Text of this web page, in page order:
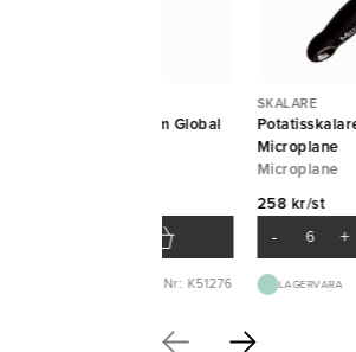
rostfri 5cm Global
Art. Nr: K51276
SKALARE
Microplane
Microplane
258 kr/st
- +
LAGERVARA